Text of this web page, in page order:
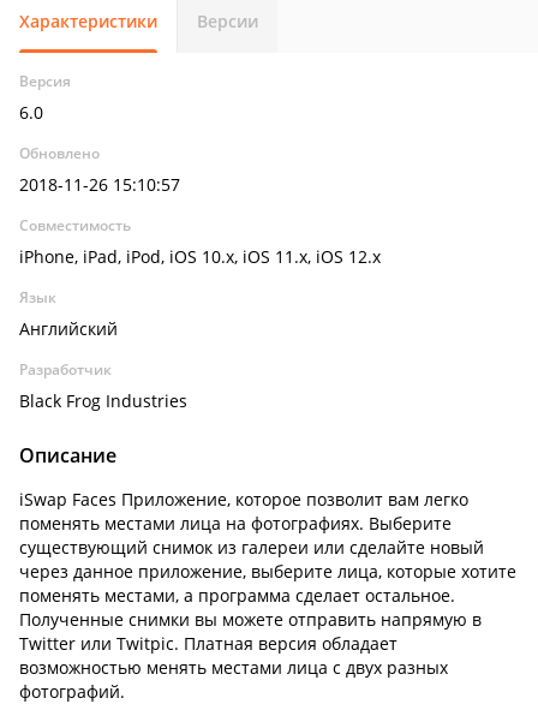
Характеристики Версии
Версия
6.0
Обновлено
2018-11-26 15:10:57
Совместимость
iPhone, iPad, iPod, iOS 10.x, iOS 11.x, iOS 12.x
Язык
Английский
Разработчик
Black Frog Industries
Описание
iSwap Faces Приложение, которое позволит вам легко
поменять местами лица на фотографиях. Выберите
существующий снимок из галереи или сделайте новый
через данное приложение, выберите лица, которые хотите
поменять местами, а программа сделает остальное.
Полученные снимки вы можете отправить напрямую в
Twitter или Twitpic. Платная версия обладает
возможностью менять местами лица с двух разных
фотографий.